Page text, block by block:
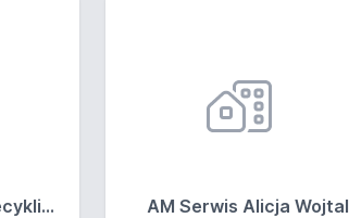
AM Serwis Alicja Wojtal